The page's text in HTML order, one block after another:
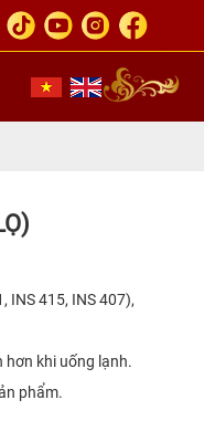
INS 415, INS 407),
hơn khi uống lạnh.
phẩm.